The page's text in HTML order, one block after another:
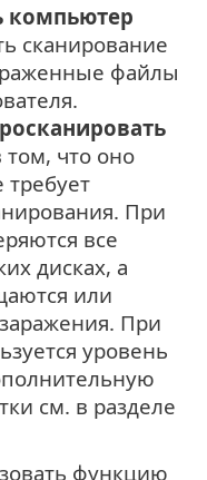
компьютер
сканирование
файлы
том, что оно
При
все
дисках, а
или
При
уровень
см. в разделе
функцию